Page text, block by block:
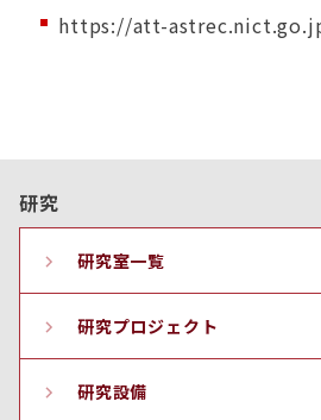
https://att-
研究
研究室一覧
研究プロジェクト
研究設備